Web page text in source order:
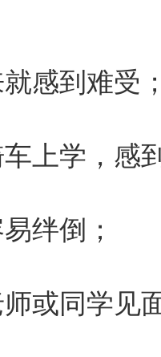
感到难受
学，感
绊倒；
或同学见